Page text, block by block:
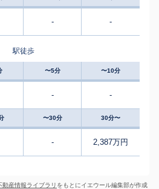
- -
駅徒歩
〜5分 〜10分
- -
〜30分 30分〜
- 2,387万円
動産情報ライブラリ をもとにイエウール編集部が作成